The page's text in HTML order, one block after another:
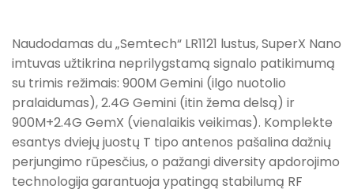
Naudodamas du „Semtech“ LR1121 lustus, SuperX Nano
imtuvas užtikrina neprilygstamą signalo patikimumą
su trimis režimais: 900M Gemini (ilgo nuotolio
pralaidumas), 2.4G Gemini (itin žema delsą) ir
900M+2.4G GemX (vienalaikis veikimas). Komplekte
esantys dviejų juostų T tipo antenos pašalina dažnių
perjungimo rūpesčius, o pažangi diversity apdorojimo
technologija garantuoja ypatingą stabilumą RF